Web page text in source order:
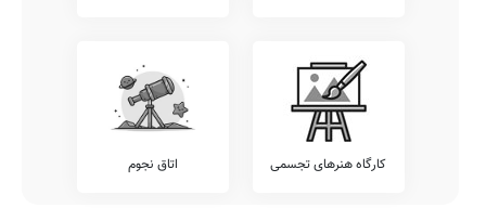
اقلید می توانند با مراجعه به آدرس از محیط و ساختمان دبستان نامشخص
دولتی نرجس دیدن نمایند.
جمع بندی و خاتمه
معرفی این مدرسه را با چند بیت از حافظ شیرازی به پایان می بریم:
ز چشم عشق توان دید روی شاهد
کارگاه هنرهای تجسمی اتاق نجوم